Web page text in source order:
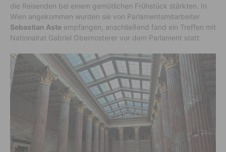
die Reisenden bei einem gemütlichen Frühstück stärkten. In
Wien angekommen wurden sie von Parlamentsmitarbeiter
Sebastian Aste empfangen, anschließend fand ein Treffen mit
Nationalrat Gabriel Obernosterer vor dem Parlament statt.